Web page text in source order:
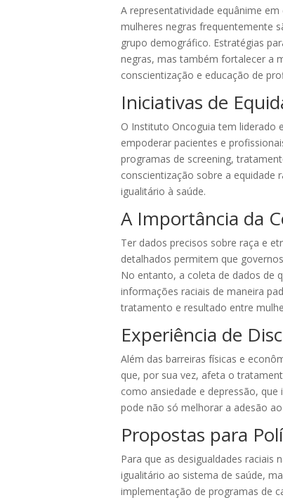
A representatividade equânime
mulheres negras frequentemente
grupo demográfico. Estratégias
negras, mas também fortalecer a
conscientização e educação de
Iniciativas de
O Instituto Oncoguia tem liderado
empoderar pacientes e
programas de screening,
conscientização sobre a equidade
igualitário à saúde.
A Importância da
Ter dados precisos sobre raça e
detalhados permitem que
No entanto, a coleta de dados de
informações raciais de maneira
tratamento e resultado entre
Experiência de
Além das barreiras físicas e
que, por sua vez, afeta o
como ansiedade e depressão,
pode não só melhorar a adesão
Propostas para
Para que as desigualdades
igualitário ao sistema de saúde,
implementação de programas de